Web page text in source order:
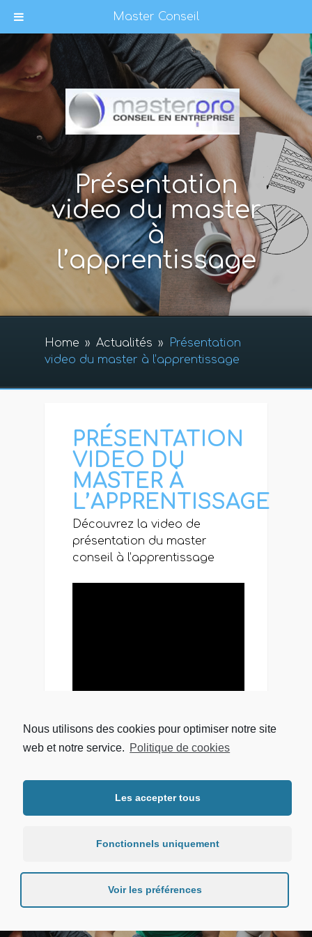
Nous utilisons des cookies pour optimiser notre site
web et notre service. Politique de cookies
Les accepter tous
Fonctionnels uniquement
Voir les préférences
Présentation
video du master
à
l’apprentissage
Home » Actualités »
Présentation
video du master à l’apprentissage
PRÉSENTATION
VIDEO DU
MASTER À
L’APPRENTISSAGE
Découvrez la video de
présentation du master
conseil à l’apprentissage
Master Conseil